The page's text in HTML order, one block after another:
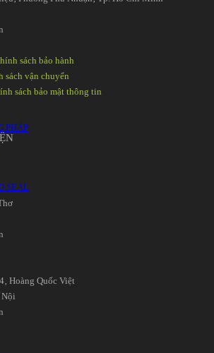
PHÁP
SEAL
sách bảo hành
sách vận chuyển
sách bảo mật thông tin
Hoàng Quốc Việt
Nội